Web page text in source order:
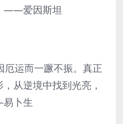
——爱因斯坦
运而一蹶不振。真正
从逆境中找到光亮，
卜生